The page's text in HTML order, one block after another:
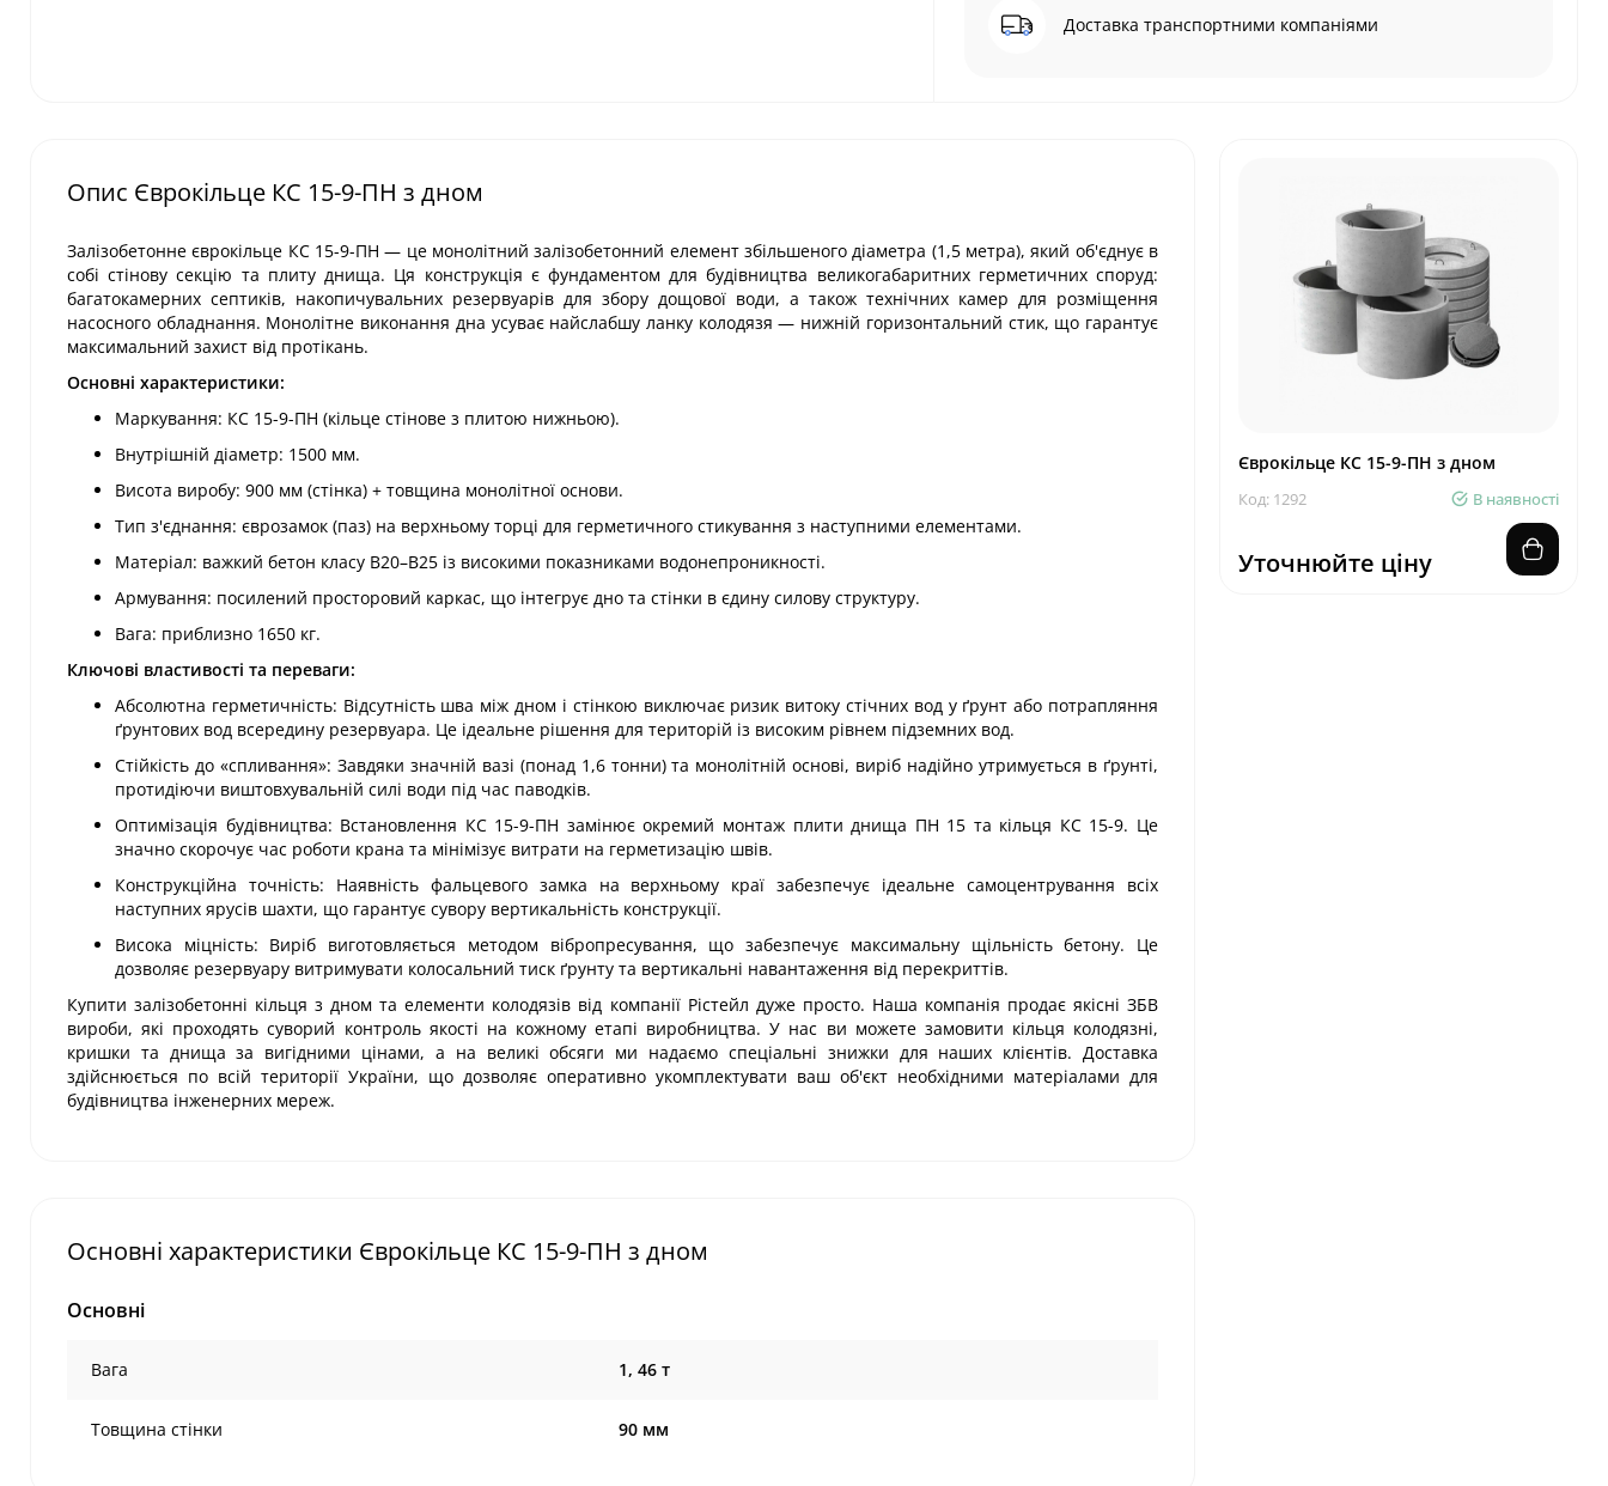
Доставка транспортними компаніями
Опис Єврокільце КС 15-9-ПН з дном
Залізобетонне єврокільце КС 15-9-ПН — це монолітний залізобетонний елемент збільшеного діаметра (1,5 метра), який об'єднує в
собі стінову секцію та плиту днища. Ця конструкція є фундаментом для будівництва великогабаритних герметичних споруд:
багатокамерних септиків, накопичувальних резервуарів для збору дощової води, а також технічних камер для розміщення
насосного обладнання. Монолітне виконання дна усуває найслабшу ланку колодязя — нижній горизонтальний стик, що гарантує
максимальний захист від протікань.
Основні характеристики:
Маркування: КС 15-9-ПН (кільце стінове з плитою нижньою).
Внутрішній діаметр: 1500 мм.
Висота виробу: 900 мм (стінка) + товщина монолітної основи.
Тип з'єднання: єврозамок (паз) на верхньому торці для герметичного стикування з наступними елементами.
Матеріал: важкий бетон класу В20–В25 із високими показниками водонепроникності.
Армування: посилений просторовий каркас, що інтегрує дно та стінки в єдину силову структуру.
Вага: приблизно 1650 кг.
Ключові властивості та переваги:
Абсолютна герметичність: Відсутність шва між дном і стінкою виключає ризик витоку стічних вод у ґрунт або потрапляння
ґрунтових вод всередину резервуара. Це ідеальне рішення для територій із високим рівнем підземних вод.
Стійкість до «спливання»: Завдяки значній вазі (понад 1,6 тонни) та монолітній основі, виріб надійно утримується в ґрунті,
протидіючи виштовхувальній силі води під час паводків.
Оптимізація будівництва: Встановлення КС 15-9-ПН замінює окремий монтаж плити днища ПН 15 та кільця КС 15-9. Це
значно скорочує час роботи крана та мінімізує витрати на герметизацію швів.
Конструкційна точність: Наявність фальцевого замка на верхньому краї забезпечує ідеальне самоцентрування всіх
наступних ярусів шахти, що гарантує сувору вертикальність конструкції.
Висока міцність: Виріб виготовляється методом вібропресування, що забезпечує максимальну щільність бетону. Це
дозволяє резервуару витримувати колосальний тиск ґрунту та вертикальні навантаження від перекриттів.
Купити залізобетонні кільця з дном та елементи колодязів від компанії Рістейл дуже просто. Наша компанія продає якісні ЗБВ
вироби, які проходять суворий контроль якості на кожному етапі виробництва. У нас ви можете замовити кільця колодязні,
кришки та днища за вигідними цінами, а на великі обсяги ми надаємо спеціальні знижки для наших клієнтів. Доставка
здійснюється по всій території України, що дозволяє оперативно укомплектувати ваш об'єкт необхідними матеріалами для
будівництва інженерних мереж.
Основні характеристики Єврокільце КС 15-9-ПН з дном
Основні
Вага 1, 46 т
Товщина стінки 90 мм
Єврокільце КС 15-9-ПН з дном
Код: 1292 В наявності
Уточнюйте ціну